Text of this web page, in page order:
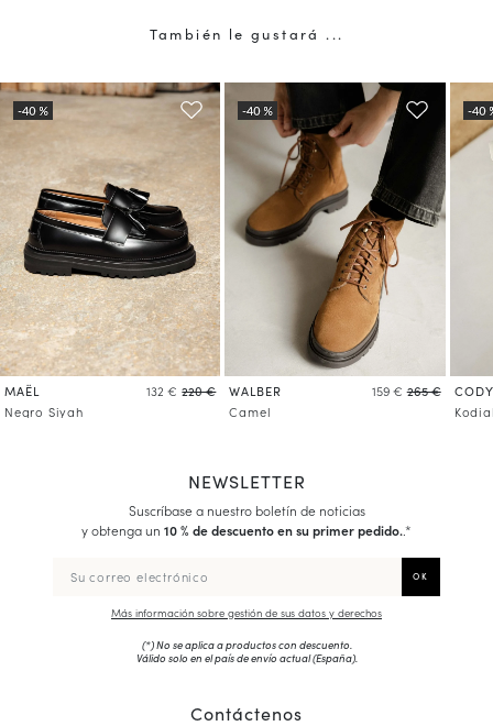
También le gustará ...
MAËL 132 € 220 €
Negro Siyah
WALBER 159 € 265 €
Camel
CODY
NEWSLETTER
Suscríbase a nuestro boletín de noticias
y obtenga un 10 % de descuento en su primer pedido..*
Más información sobre gestión de sus datos y derechos
(*) No se aplica a productos con descuento.
Válido solo en el país de envío actual (España).
Contáctenos